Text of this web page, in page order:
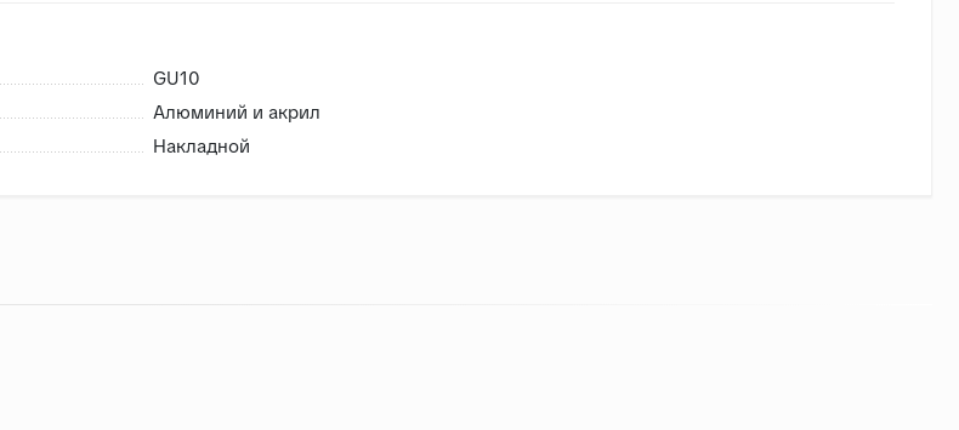
GU10
Алюминий и акрил
Накладной